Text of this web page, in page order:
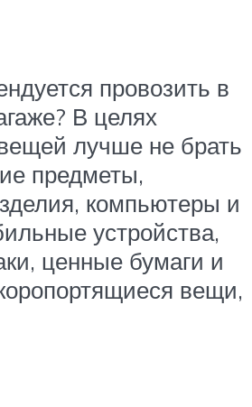
провозить в
В целях
лучше не брать
предметы,
компьютеры и
устройства,
ценные бумаги и
вещи,